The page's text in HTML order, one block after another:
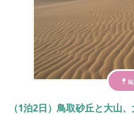
（1泊2日）鳥取砂丘と大山